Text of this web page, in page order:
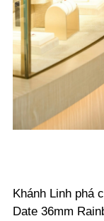
Khánh Linh phá
Date 36mm